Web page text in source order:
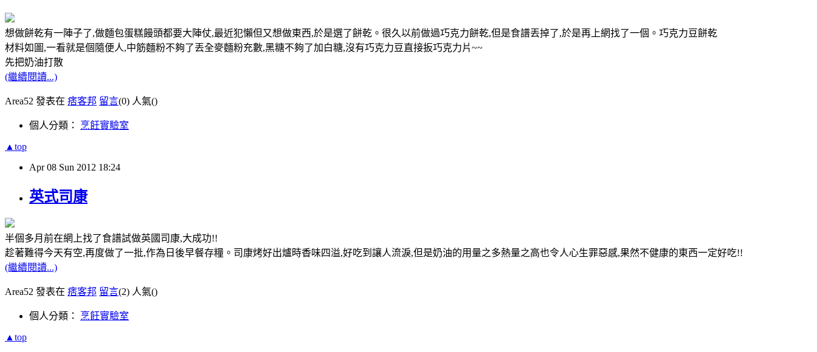
想做餅乾有一陣子了,做麵包蛋糕饅頭都要大陣仗,最近犯懶但又想做東西,於是選了餅乾。很久以前做過巧克力餅乾,但是食譜丟掉了,於是再上網找了一個。巧克力豆餅乾
材料如圖,一看就是個隨便人,中筋麵粉不夠了丟全麥麵粉充數,黑糖不夠了加白糖,沒有巧克力豆直接扳巧克力片~~
先把奶油打散
(繼續閱讀...)
Area52 發表在 痞客邦 留言(0) 人氣()
個人分類： 烹飪實驗室
▲top
Apr 08 Sun 2012 18:24
英式司康
半個多月前在網上找了食譜試做英國司康,大成功!!
趁著難得今天有空,再度做了一批,作為日後早餐存糧。司康烤好出爐時香味四溢,好吃到讓人流淚,但是奶油的用量之多熱量之高也令人心生罪惡感,果然不健康的東西一定好吃!!
(繼續閱讀...)
Area52 發表在 痞客邦 留言(2) 人氣()
個人分類： 烹飪實驗室
▲top